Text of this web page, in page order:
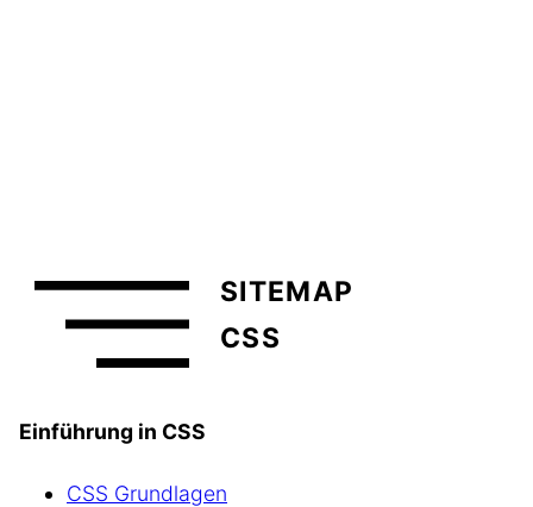
SITEMAP
CSS
Einführung in CSS
CSS Grundlagen